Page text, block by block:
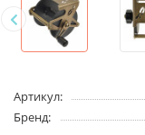
Артикул:
Бренд: